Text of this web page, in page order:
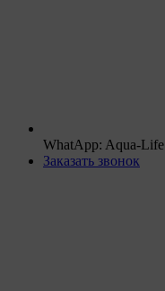
WhatApp: Aqua-Life
Заказать звонок